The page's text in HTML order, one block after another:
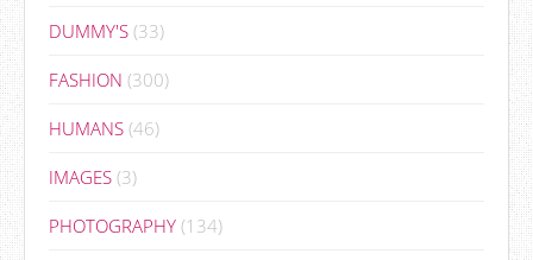
DUMMY'S (33)
FASHION (300)
HUMANS (46)
IMAGES (3)
PHOTOGRAPHY (134)